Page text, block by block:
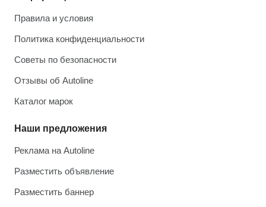
Правила и условия
Политика конфиденциальности
Советы по безопасности
Отзывы об Autoline
Каталог марок
Наши предложения
Реклама на Autoline
Разместить объявление
Разместить баннер